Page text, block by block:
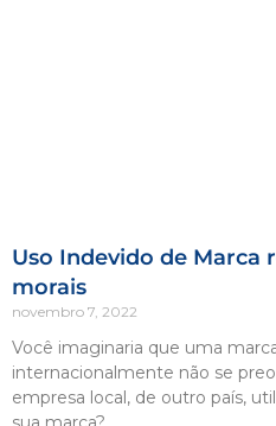
Uso Indevido de Marca
morais
novembro 7, 2022
Você imaginaria que uma
internacionalmente não se
empresa local, de outro país,